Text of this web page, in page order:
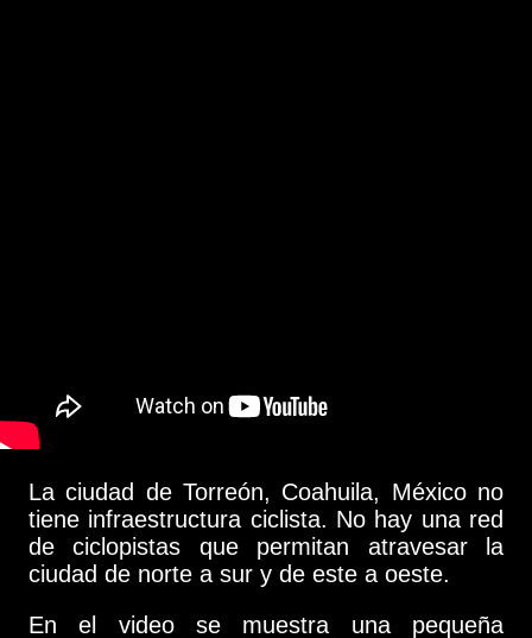
La ciudad de Torreón, Coahuila, México no
tiene infraestructura ciclista. No hay una red
de ciclopistas que permitan atravesar la
ciudad de norte a sur y de este a oeste.
En el video se muestra una pequeña